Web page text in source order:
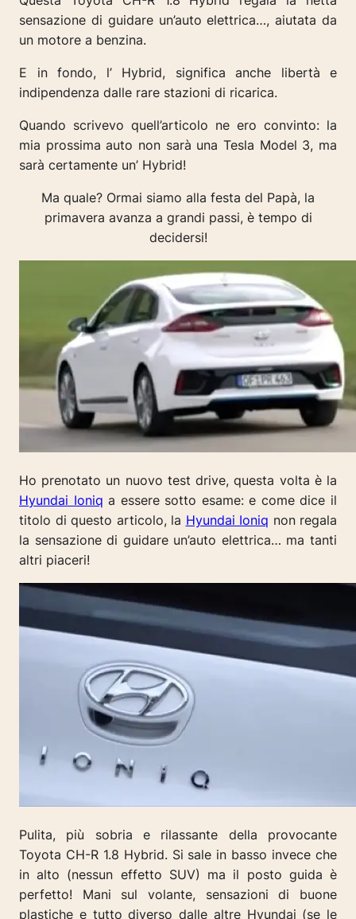
sensazione di guidare un’auto elettrica…, aiutata da
un motore a benzina.
E in fondo, l’ Hybrid, significa anche libertà e
indipendenza dalle rare stazioni di ricarica.
Quando scrivevo quell’articolo ne ero convinto: la
mia prossima auto non sarà una Tesla Model 3, ma
sarà certamente un’ Hybrid!
Ma quale? Ormai siamo alla festa del Papà, la
primavera avanza a grandi passi, è tempo di
decidersi!
Ho prenotato un nuovo test drive, questa volta è la
Hyundai Ioniq a essere sotto esame: e come dice il
titolo di questo articolo, la Hyundai Ioniq non regala
la sensazione di guidare un’auto elettrica… ma tanti
altri piaceri!
Pulita, più sobria e rilassante della provocante
Toyota CH-R 1.8 Hybrid. Si sale in basso invece che
in alto (nessun effetto SUV) ma il posto guida è
perfetto! Mani sul volante, sensazioni di buone
plastiche e tutto diverso dalle altre Hyundai (se le